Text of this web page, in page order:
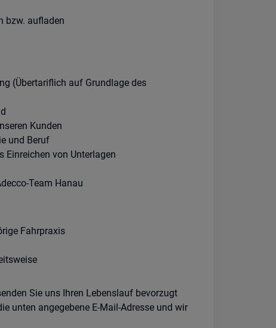
bzw. aufladen
(Übertariflich auf Grundlage des
Kunden
und Beruf
Einreichen von Unterlagen
Team Hanau
Fahrpraxis
Sie uns Ihren Lebenslauf bevorzugt
unten angegebene E-Mail-Adresse und wir